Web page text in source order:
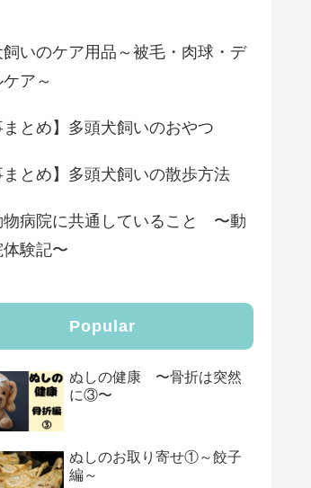
飼いのケア用品～被毛・肉球・デ
ア～
まとめ】多頭犬飼いのおやつ
まとめ】多頭犬飼いの散歩方法
物病院に共通していること 〜動
験記〜
Popular
ぬしの健康 〜骨折は突然
に③〜
ぬしのお取り寄せ①～餃子
編～